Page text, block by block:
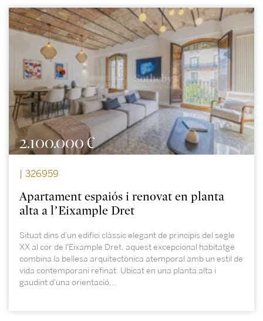
2.100.000 €
| 326959
Apartament espaiós i renovat en planta
alta a l’Eixample Dret
Situat dins d'un edifici clàssic elegant de principis del segle
XX al cor de l'Eixample Dret, aquest excepcional habitatge
combina la bellesa arquitectònica atemporal amb un estil de
vida contemporani refinat. Ubicat en una planta alta i
gaudint d'una orientació...